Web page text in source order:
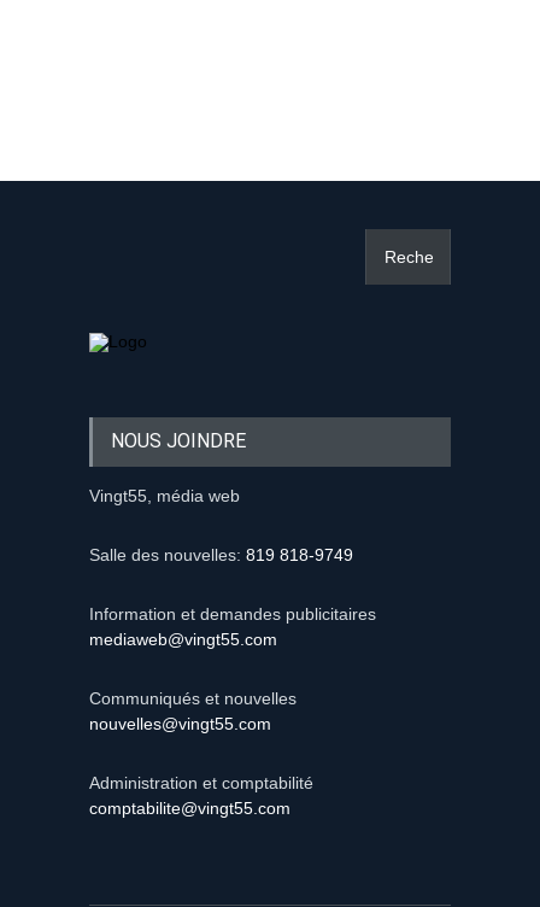
NOUS JOINDRE
Vingt55, média web
Salle des nouvelles: 819 818-9749
Information et demandes publicitaires
mediaweb@vingt55.com
Communiqués et nouvelles
nouvelles@vingt55.com
Administration et comptabilité
comptabilite@vingt55.com